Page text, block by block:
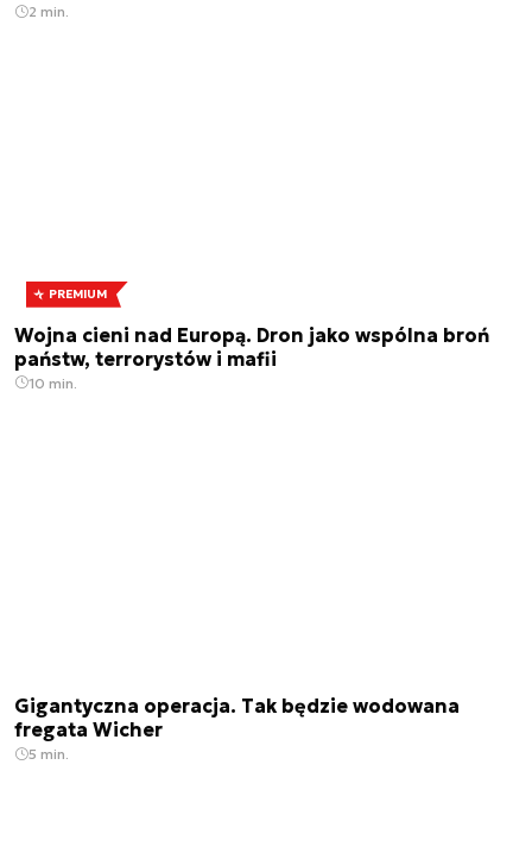
2 min.
PREMIUM
Wojna cieni nad Europą. Dron jako wspólna broń
państw, terrorystów i mafii
10 min.
Gigantyczna operacja. Tak będzie wodowana
fregata Wicher
5 min.